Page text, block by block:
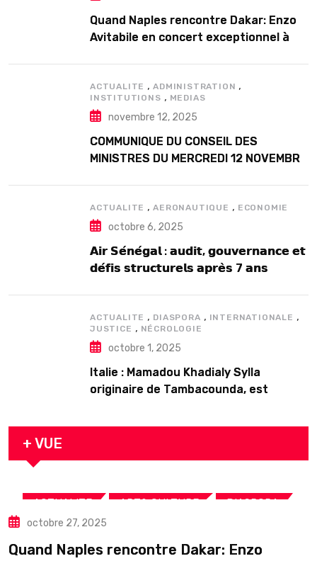
Quand Naples rencontre Dakar: Enzo
Avitabile en concert exceptionnel à
ACTUALITE ,ADMINISTRATION ,
INSTITUTIONS , MEDIAS
novembre 12, 2025
COMMUNIQUE DU CONSEIL DES
MINISTRES DU MERCREDI 12 NOVEMBRE
ACTUALITE ,AERONAUTIQUE , ECONOMIE
octobre 6, 2025
𝗔𝗶𝗿 𝗦𝗲́𝗻𝗲́𝗴𝗮𝗹 : 𝗮𝘂𝗱𝗶𝘁, 𝗴𝗼𝘂𝘃𝗲𝗿𝗻𝗮𝗻𝗰𝗲 𝗲𝘁
𝗱𝗲́𝗳𝗶𝘀 𝘀𝘁𝗿𝘂𝗰𝘁𝘂𝗿𝗲𝗹𝘀 𝗮𝗽𝗿𝗲̀𝘀 7 𝗮𝗻𝘀
ACTUALITE , DIASPORA , INTERNATIONALE ,
JUSTICE , NÉCROLOGIE
octobre 1, 2025
Italie : Mamadou Khadialy Sylla
originaire de Tambacounda, est
arrestation
+ VUE
ACTUALITE ART& CULTURE DIASPORA
TOURISME
octobre 27, 2025
Quand Naples rencontre Dakar: Enzo